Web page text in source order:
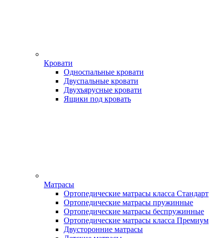
Кровати
Односпальные кровати
Двуспальные кровати
Двухъярусные кровати
Ящики под кровать
Матрасы
Ортопедические матрасы класса Стандарт
Ортопедические матрасы пружинные
Ортопедические матрасы беспружинные
Ортопедические матрасы класса Премиум
Двусторонние матрасы